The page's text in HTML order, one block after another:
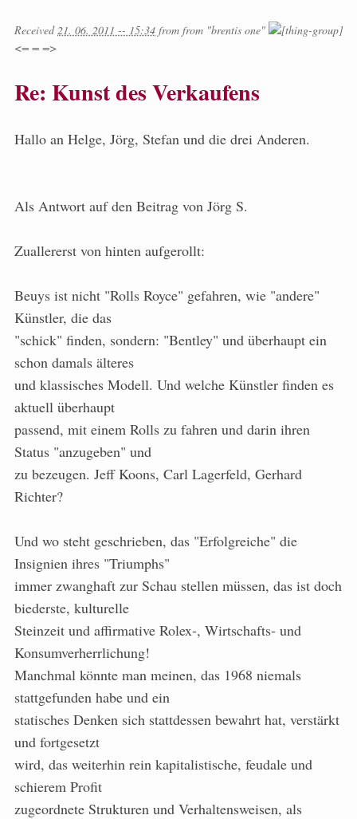
Received21. 06. 2011 -- 15:34 from from "brentis one"
<= = =>
Re: Kunst des Verkaufens
Hallo an Helge, Jörg, Stefan und die drei Anderen.
Als Antwort auf den Beitrag von Jörg S.
Zuallererst von hinten aufgerollt:
Beuys ist nicht "Rolls Royce" gefahren, wie "andere"
Künstler, die das
"schick" finden, sondern: "Bentley" und überhaupt ein
schon damals älteres
und klassisches Modell. Und welche Künstler finden es
aktuell überhaupt
passend, mit einem Rolls zu fahren und darin ihren
Status "anzugeben" und
zu bezeugen. Jeff Koons, Carl Lagerfeld, Gerhard
Richter?
Und wo steht geschrieben, das "Erfolgreiche" die
Insignien ihres "Triumphs"
immer zwanghaft zur Schau stellen müssen, das ist doch
biederste, kulturelle
Steinzeit und affirmative Rolex-, Wirtschafts- und
Konsumverherrlichung!
Manchmal könnte man meinen, das 1968 niemals
stattgefunden habe und ein
statisches Denken sich stattdessen bewahrt hat, verstärkt
und fortgesetzt
wird, das weiterhin rein kapitalistische, feudale und
schierem Profit
zugeordnete Strukturen und Verhaltensweisen, als